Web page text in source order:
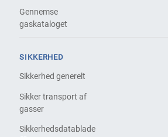
Gennemse
gaskataloget
SIKKERHED
Sikkerhed generelt
Sikker transport af
gasser
Sikkerhedsdatablade